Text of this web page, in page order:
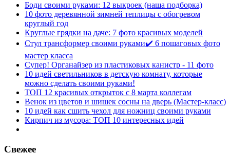
Боди своими руками: 12 выкроек (наша подборка)
10 фото деревянной зимней теплицы с обогревом
круглый год
Круглые грядки на даче: 7 фото красивых моделей
Стул трансформер своими руками✔️ 6 пошаговых фото
мастер класса
Супер! Органайзер из пластиковых канистр - 11 фото
10 идей светильников в детскую комнату, которые
можно сделать своими руками!
ТОП 12 красивых открыток с 8 марта коллегам
Венок из цветов и шишек сосны на дверь (Мастер-класс)
10 идей как сшить чехол для ножниц своими руками
Кирпич из мусора: ТОП 10 интересных идей
Свежее